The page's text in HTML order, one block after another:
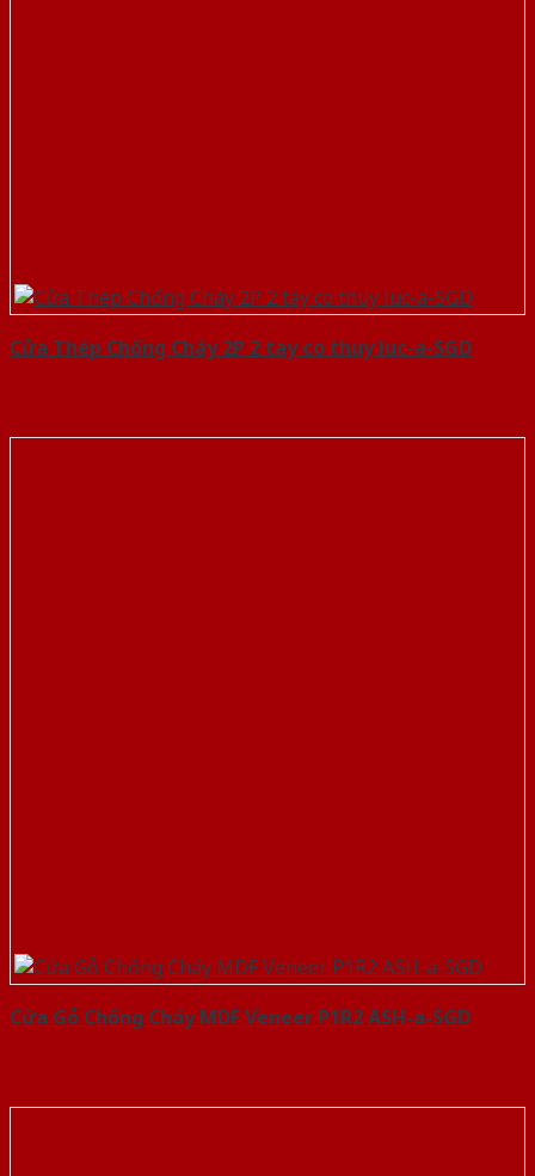
Cửa Thép Chống Cháy 2P 2 tay co thuy luc-a-SGD
Cửa Gỗ Chống Cháy MDF Veneer P1R2 ASH-a-SGD